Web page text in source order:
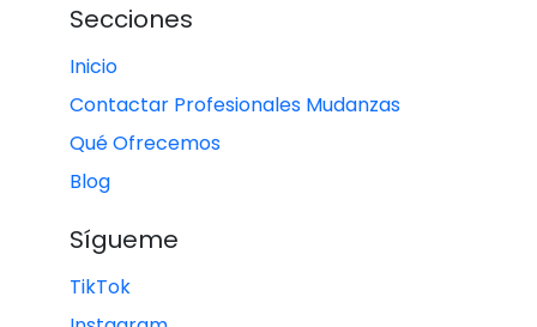
Secciones
Inicio
Contactar Profesionales Mudanzas
Qué Ofrecemos
Blog
Sígueme
TikTok